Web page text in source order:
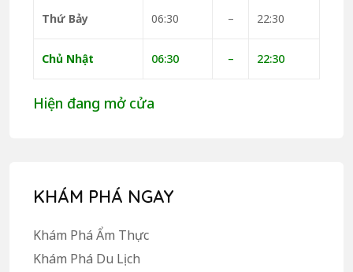
Thứ Bảy 06:30 – 22:30
Chủ Nhật 06:30 – 22:30
Hiện đang mở cửa
KHÁM PHÁ NGAY
Khám Phá Ẩm Thực
Khám Phá Du Lịch